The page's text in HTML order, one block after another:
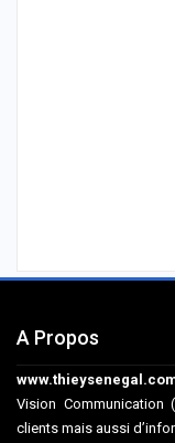
A Propos
Vision
clients mais aussi